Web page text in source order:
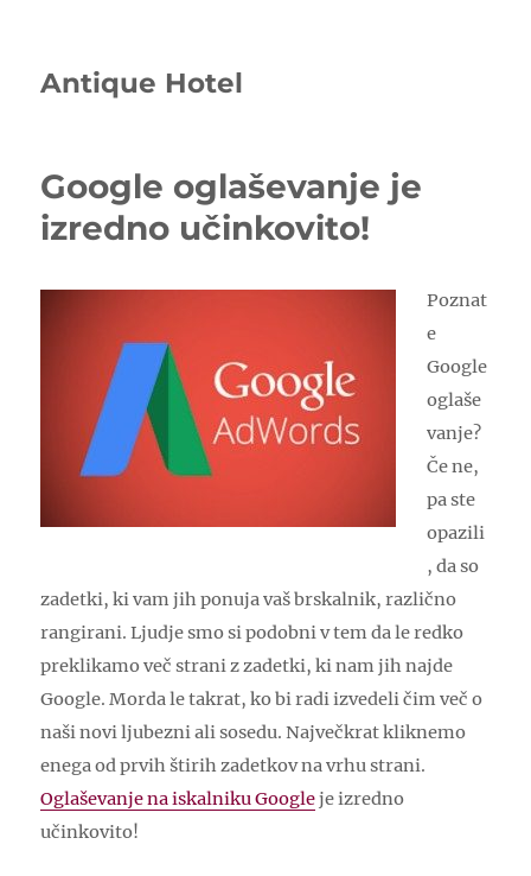
Antique Hotel
Google oglaševanje je
izredno učinkovito!
Poznat
e
Google
oglaše
vanje?
Če ne,
pa ste
opazili
, da so
zadetki, ki vam jih ponuja vaš brskalnik, različno
rangirani. Ljudje smo si podobni v tem da le redko
preklikamo več strani z zadetki, ki nam jih najde
Google. Morda le takrat, ko bi radi izvedeli čim več o
naši novi ljubezni ali sosedu. Največkrat kliknemo
enega od prvih štirih zadetkov na vrhu strani.
Oglaševanje na iskalniku Googleje izredno
učinkovito!